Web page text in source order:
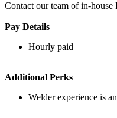
Contact our team of in-house
Pay Details
Hourly paid
Additional Perks
Welder experience is